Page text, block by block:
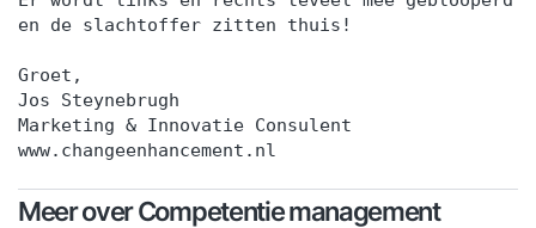
en de slachtoffer zitten thuis!
Groet,
Jos Steynebrugh
Marketing & Innovatie Consulent
www.changeenhancement.nl
Meer over Competentie management